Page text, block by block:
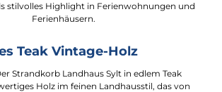
stilvolles Highlight in Ferienwohnungen und
Ferienhäusern.
Teak Vintage-Holz
Strandkorb Landhaus Sylt in edlem Teak
Holz im feinen Landhausstil, das von